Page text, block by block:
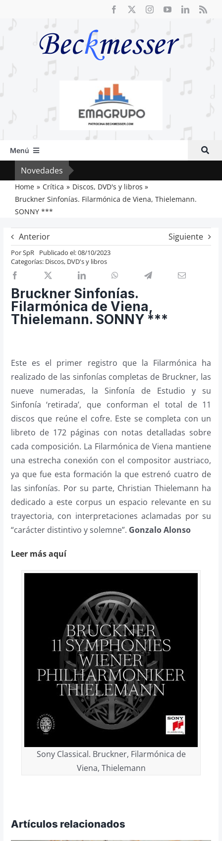
Menú
Inicio
Actual
Artículos
Previos de ópera
Entrevistas
Recomendación
Nosotros y privacidad
Buscar:
Novedades
Home Crítica
Discos, DVD's y libros
Bruckner Sinfonías. Filarmónica de Viena, Thielemann.
SONNY ***
Anterior Siguiente
PorSpR
Publicado el: 08/10/2023
Categorías: Discos, DVD's y libros
Bruckner Sinfonías.
Filarmónica de Viena,
Thielemann. SONNY ***
Este es el primer registro que la Filarmónica ha
realizado de las sinfonías completas de Bruckner, las
nueve numeradas, la Sinfonía de Estudio y su
Sinfonía ‘retirada’, que conforman el total de 11
discos que reúne el cofre. Este se completa con un
libreto de 172 páginas con notas detalladas sobre
cada composición. La Filarmónica de Viena mantiene
una estrecha conexión con el compositor austriaco,
ya que fue esta formación la que estrenó cuatro de
las sinfonías. Por su parte, Christian Thielemann ha
dedicado a este corpus un espacio relevante en su
trayectoria, con interpretaciones aclamadas por su
“carácter distintivo y solemne”. Gonzalo Alonso
Leer más aquí
Sony Classical. Bruckner, Filarmónica de
Viena, Thielemann
Artículos relacionados